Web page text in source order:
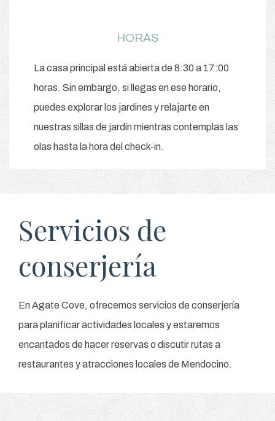
HORAS
La casa principal está abierta de 8:30 a 17:00
horas. Sin embargo, si llegas en ese horario,
puedes explorar los jardines y relajarte en
nuestras sillas de jardín mientras contemplas las
olas hasta la hora del check-in.
Item 2
Servicios de
conserjería
En Agate Cove, ofrecemos servicios de conserjería
para planificar actividades locales y estaremos
encantados de hacer reservas o discutir rutas a
restaurantes y atracciones locales de Mendocino.